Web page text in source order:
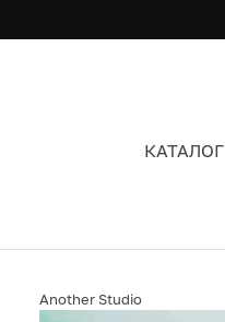
КАТАЛОГ
Another Studio